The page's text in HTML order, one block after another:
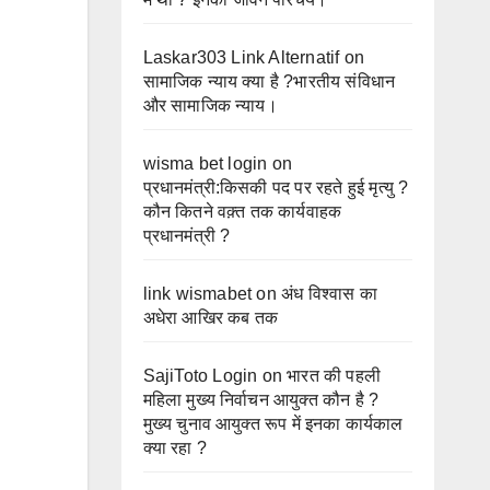
Laskar303 Link Alternatifon
सामाजिक न्याय क्या है ?भारतीय संविधान
और सामाजिक न्याय।
wisma bet login on
प्रधानमंत्री:किसकी पद पर रहते हुई मृत्यु ?
कौन कितने वक़्त तक कार्यवाहक
प्रधानमंत्री ?
link wismabeton अंध विश्वास का
अधेरा आखिर कब तक
SajiToto Login onभारत की पहली
महिला मुख्य निर्वाचन आयुक्त कौन है ?
मुख्य चुनाव आयुक्त रूप में इनका कार्यकाल
क्या रहा ?